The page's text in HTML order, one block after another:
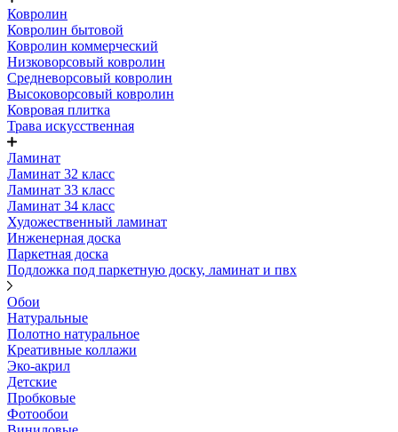
Ковролин
Ковролин бытовой
Ковролин коммерческий
Низковорсовый ковролин
Средневорсовый ковролин
Высоковорсовый ковролин
Ковровая плитка
Трава искусственная
Ламинат
Ламинат 32 класс
Ламинат 33 класс
Ламинат 34 класс
Художественный ламинат
Инженерная доска
Паркетная доска
Подложка под паркетную доску, ламинат и пвх
Обои
Натуральные
Полотно натуральное
Креативные коллажи
Эко-акрил
Детские
Пробковые
Фотообои